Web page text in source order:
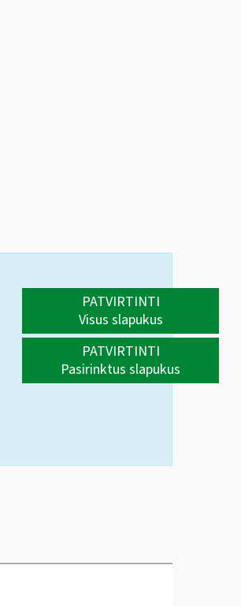
PATVIRTINTI
Visus slapukus
PATVIRTINTI
Pasirinktus slapukus